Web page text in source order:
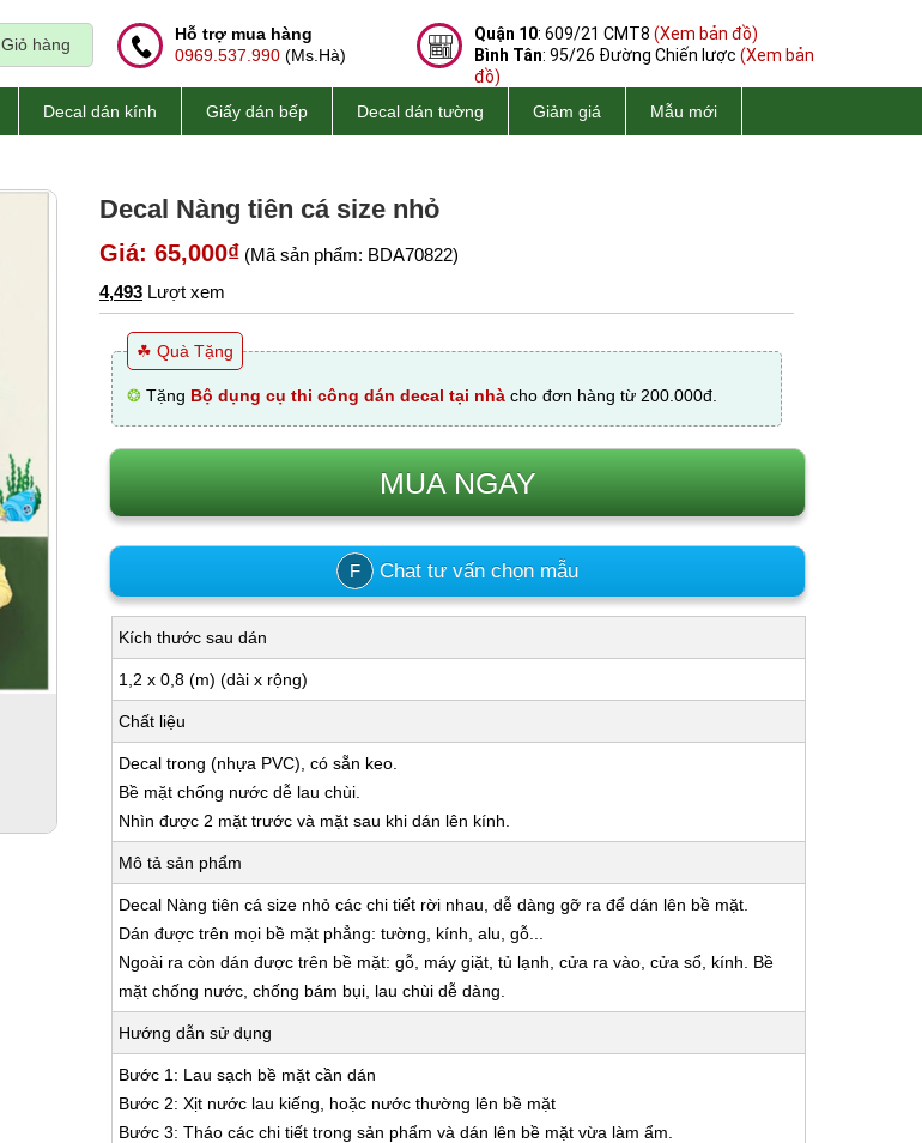
Giỏ hàng
Hỗ trợ mua hàng
0969.537.990 (Ms.Hà)
Quận 10: 609/21 CMT8 (Xem bản đồ)
Bình Tân: 95/26 Đường Chiến lược (Xem bản
đồ)
Decal dán kính Giấy dán bếp Decal dán tường Giảm giá Mẫu mới
Decal Nàng tiên cá size nhỏ
Giá: 65,000₫ (Mã sản phẩm: BDA70822)
4,493 Lượt xem
☘ Quà Tặng
❂ Tặng Bộ dụng cụ thi công dán decal tại nhà cho đơn hàng từ 200.000đ.
MUA NGAY
F Chat tư vấn chọn mẫu
Kích thước sau dán
1,2 x 0,8 (m) (dài x rộng)
Chất liệu
Decal trong (nhựa PVC), có sẵn keo.
Bề mặt chống nước dễ lau chùi.
Nhìn được 2 mặt trước và mặt sau khi dán lên kính.
Mô tả sản phẩm
Decal Nàng tiên cá size nhỏ các chi tiết rời nhau, dễ dàng gỡ ra để dán lên bề mặt.
Dán được trên mọi bề mặt phẳng: tường, kính, alu, gỗ...
Ngoài ra còn dán được trên bề mặt: gỗ, máy giặt, tủ lạnh, cửa ra vào, cửa sổ, kính. Bề
mặt chống nước, chống bám bụi, lau chùi dễ dàng.
Hướng dẫn sử dụng
Bước 1: Lau sạch bề mặt cần dán
Bước 2: Xịt nước lau kiếng, hoặc nước thường lên bề mặt
Bước 3: Tháo các chi tiết trong sản phẩm và dán lên bề mặt vừa làm ẩm.